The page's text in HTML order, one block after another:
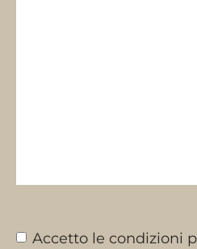
Accetto le condizioni